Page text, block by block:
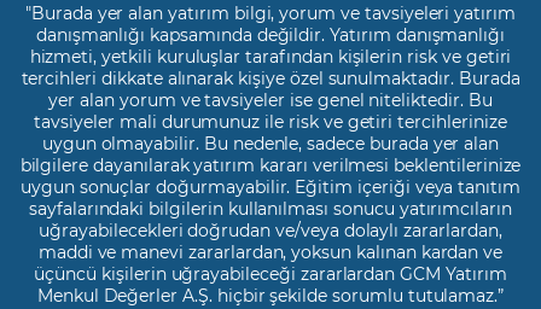
"Burada yer alan yatırım bilgi, yorum ve tavsiyeleri yatırım
danışmanlığı kapsamında değildir. Yatırım danışmanlığı
hizmeti, yetkili kuruluşlar tarafından kişilerin risk ve getiri
tercihleri dikkate alınarak kişiye özel sunulmaktadır. Burada
yer alan yorum ve tavsiyeler ise genel niteliktedir. Bu
tavsiyeler mali durumunuz ile risk ve getiri tercihlerinize
uygun olmayabilir. Bu nedenle, sadece burada yer alan
bilgilere dayanılarak yatırım kararı verilmesi beklentilerinize
uygun sonuçlar doğurmayabilir. Eğitim içeriği veya tanıtım
sayfalarındaki bilgilerin kullanılması sonucu yatırımcıların
uğrayabilecekleri doğrudan ve/veya dolaylı zararlardan,
maddi ve manevi zararlardan, yoksun kalınan kardan ve
üçüncü kişilerin uğrayabileceği zararlardan GCM Yatırım
Menkul Değerler A.Ş. hiçbir şekilde sorumlu tutulamaz.”